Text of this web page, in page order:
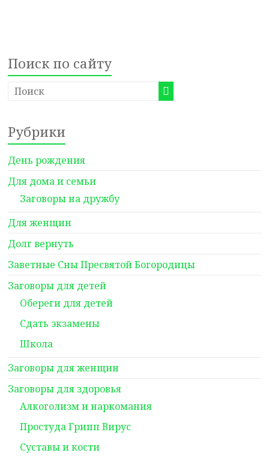
Поиск по сайту
Рубрики
День рождения
Для дома и семьи
Заговоры на дружбу
Для женщин
Долг вернуть
Заветные Сны Пресвятой Богородицы
Заговоры для детей
Обереги для детей
Сдать экзамены
Школа
Заговоры для женщин
Заговоры для здоровья
Алкоголизм и наркомания
Простуда Грипп Вирус
Суставы и кости